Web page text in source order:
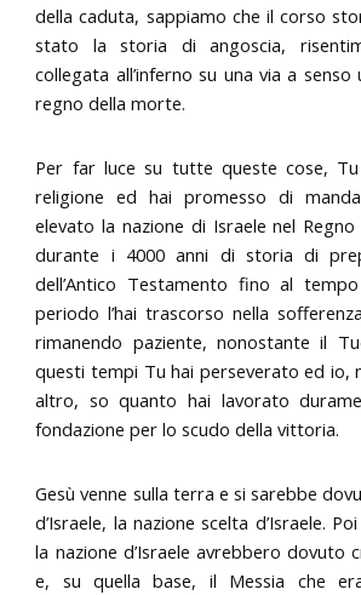
della caduta, sappiamo che il corso
stato la storia di angoscia,
collegata all’inferno su una via a
regno della morte.
Per far luce su tutte queste cose,
religione ed hai promesso di
elevato la nazione di Israele nel
durante i 4000 anni di storia di
dell’Antico Testamento fino al
periodo l’hai trascorso nella
rimanendo paziente, nonostante il
questi tempi Tu hai perseverato ed io,
altro, so quanto hai lavorato
fondazione per lo scudo della vittoria.
Gesù venne sulla terra e si sarebbe
d’Israele, la nazione scelta d’Israele.
la nazione d’Israele avrebbero dovuto
e, su quella base, il Messia che